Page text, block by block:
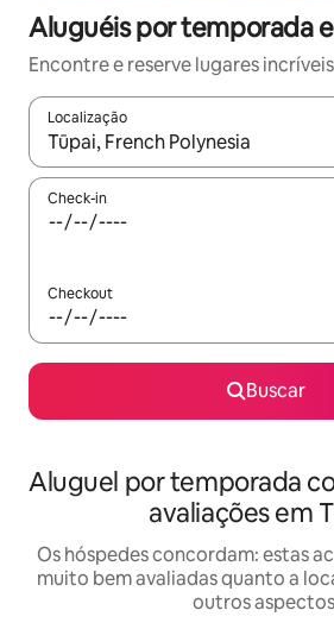
Aluguéis por temporada
Encontre e reserve lugares
Localização
Quando os resultados estiverem
Check-in
Checkout
Buscar
Aluguel por temporada
avaliações em
Os hóspedes concordam: estas
muito bem avaliadas quanto a
outros